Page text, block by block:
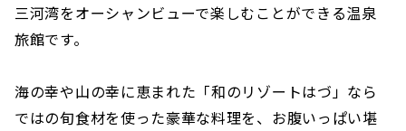
三河湾をオーシャンビューで楽しむことができる温泉
旅館です。
海の幸や山の幸に恵まれた「和のリゾートはづ」なら
ではの旬食材を使った豪華な料理を、お腹いっぱい堪